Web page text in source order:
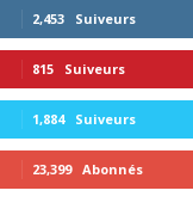
2,453 Suiveurs
815 Suiveurs
1,884 Suiveurs
23,399 Abonnés